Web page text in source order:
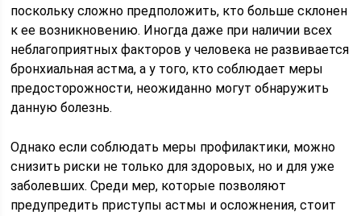
поскольку сложно предположить, кто больше склонен
к ее возникновению. Иногда даже при наличии всех
неблагоприятных факторов у человека не развивается
бронхиальная астма, а у того, кто соблюдает меры
предосторожности, неожиданно могут обнаружить
данную болезнь.
Однако если соблюдать меры профилактики, можно
снизить риски не только для здоровых, но и для уже
заболевших. Среди мер, которые позволяют
предупредить приступы астмы и осложнения, стоит